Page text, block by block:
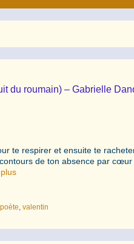
du roumain) – Gabrielle
te respirer et ensuite te
de ton absence par
,poète ,valentin